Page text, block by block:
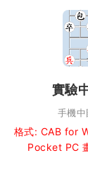
實驗
手機中
格式: CAB for
Pocket PC